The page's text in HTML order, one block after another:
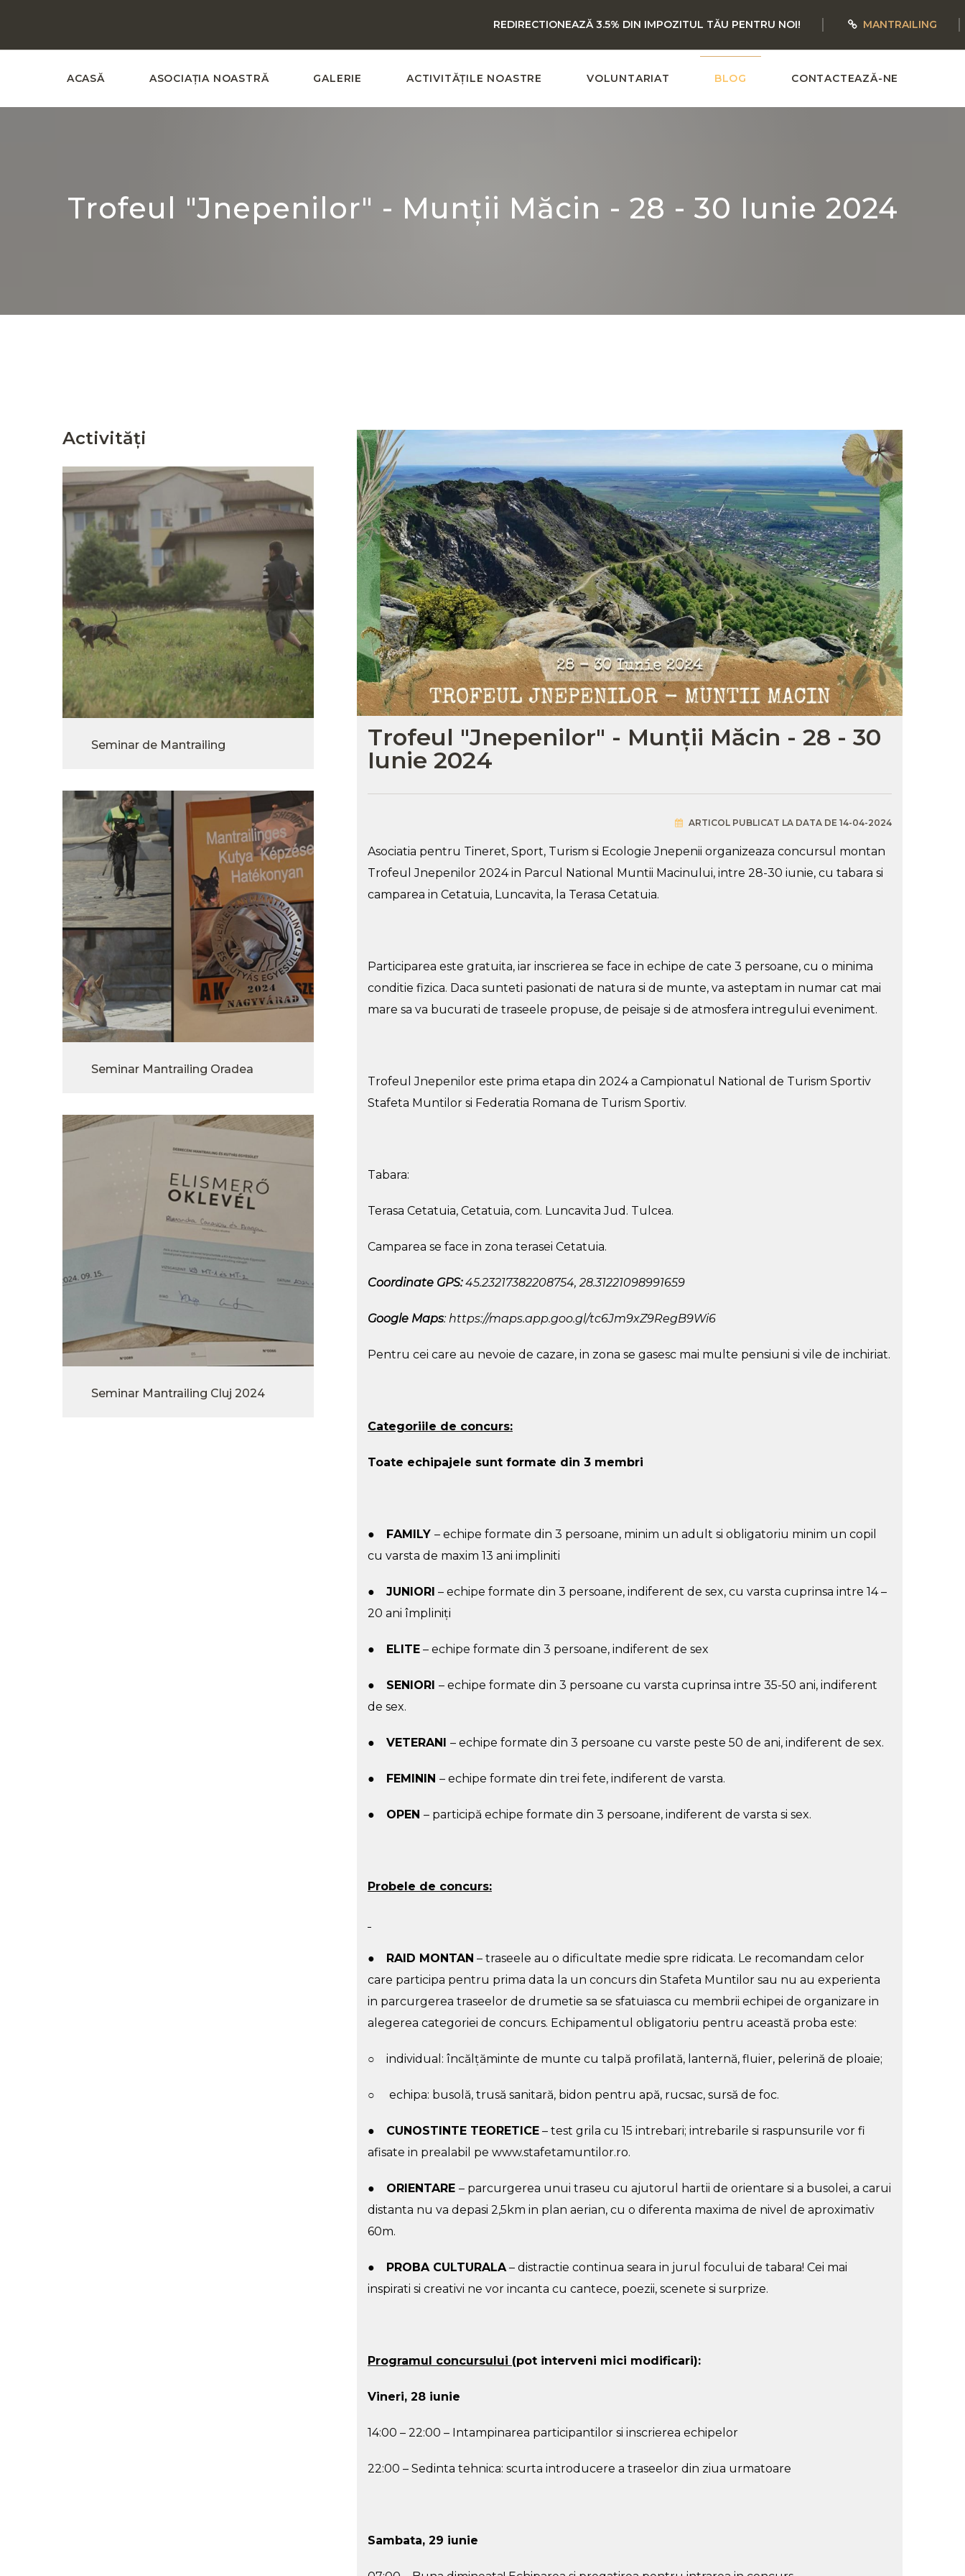
REDIRECTIONEAZĂ 3.5% DIN IMPOZITUL TĂU PENTRU NOI! MANTRAILING
ACASĂ ASOCIAȚIA NOASTRĂ GALERIE ACTIVITĂȚILE NOASTRE VOLUNTARIAT BLOG CONTACTEAZĂ-NE
Trofeul "Jnepenilor" - Munții Măcin - 28 - 30 Iunie 2024
Trofeul "Jnepenilor" - Munții Măcin - 28 - 30
Iunie 2024
ARTICOL PUBLICAT LA DATA DE 14-04-2024
Asociatia pentru Tineret, Sport, Turism si Ecologie Jnepenii organizeaza concursul montan
Trofeul Jnepenilor 2024 in Parcul National Muntii Macinului, intre 28-30 iunie, cu tabara si
camparea in Cetatuia, Luncavita, la Terasa Cetatuia.
Participarea este gratuita, iar inscrierea se face in echipe de cate 3 persoane, cu o minima
conditie fizica. Daca sunteti pasionati de natura si de munte, va asteptam in numar cat mai
mare sa va bucurati de traseele propuse, de peisaje si de atmosfera intregului eveniment.
Trofeul Jnepenilor este prima etapa din 2024 a Campionatul National de Turism Sportiv
Stafeta Muntilor si Federatia Romana de Turism Sportiv.
Tabara:
Terasa Cetatuia, Cetatuia, com. Luncavita Jud. Tulcea.
Camparea se face in zona terasei Cetatuia.
Coordinate GPS: 45.23217382208754, 28.31221098991659
Google Maps: https://maps.app.goo.gl/tc6Jm9xZ9RegB9Wi6
Pentru cei care au nevoie de cazare, in zona se gasesc mai multe pensiuni si vile de inchiriat.
Categoriile de concurs:
Toate echipajele sunt formate din 3 membri
● FAMILY – echipe formate din 3 persoane, minim un adult si obligatoriu minim un copil
cu varsta de maxim 13 ani impliniti
● JUNIORI – echipe formate din 3 persoane, indiferent de sex, cu varsta cuprinsa intre 14 –
20 ani împliniţi
● ELITE – echipe formate din 3 persoane, indiferent de sex
● SENIORI – echipe formate din 3 persoane cu varsta cuprinsa intre 35-50 ani, indiferent
de sex.
● VETERANI – echipe formate din 3 persoane cu varste peste 50 de ani, indiferent de sex.
● FEMININ – echipe formate din trei fete, indiferent de varsta.
● OPEN – participă echipe formate din 3 persoane, indiferent de varsta si sex.
Probele de concurs:
● RAID MONTAN – traseele au o dificultate medie spre ridicata. Le recomandam celor
care participa pentru prima data la un concurs din Stafeta Muntilor sau nu au experienta
in parcurgerea traseelor de drumetie sa se sfatuiasca cu membrii echipei de organizare in
alegerea categoriei de concurs. Echipamentul obligatoriu pentru această proba este:
○ individual: încălțăminte de munte cu talpă profilată, lanternă, fluier, pelerină de ploaie;
○ echipa: busolă, trusă sanitară, bidon pentru apă, rucsac, sursă de foc.
● CUNOSTINTE TEORETICE – test grila cu 15 intrebari; intrebarile si raspunsurile vor fi
afisate in prealabil pe www.stafetamuntilor.ro.
● ORIENTARE – parcurgerea unui traseu cu ajutorul hartii de orientare si a busolei, a carui
distanta nu va depasi 2,5km in plan aerian, cu o diferenta maxima de nivel de aproximativ
60m.
● PROBA CULTURALA – distractie continua seara in jurul focului de tabara! Cei mai
inspirati si creativi ne vor incanta cu cantece, poezii, scenete si surprize.
Programul concursului (pot interveni mici modificari):
Vineri, 28 iunie
14:00 – 22:00 – Intampinarea participantilor si inscrierea echipelor
22:00 – Sedinta tehnica: scurta introducere a traseelor din ziua urmatoare
Sambata, 29 iunie
Activități
Seminar de Mantrailing
Seminar Mantrailing Oradea
Seminar Mantrailing Cluj 2024